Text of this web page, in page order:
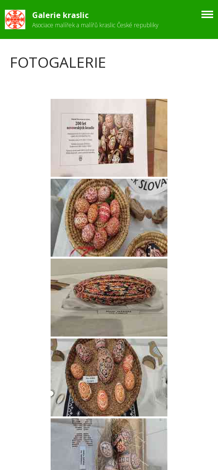
Stanovy
Velikonoce
Zpravodaj
Kontakt
Ahoj všichni!
Září 2015
Nezařazené
Přihlásit se
Zdroj kanálů (příspěvky)
Kanál komentářů
Česká lokalizace
Galerie kraslic
Asociace malířek a malířů kraslic České republiky
FOTOGALERIE